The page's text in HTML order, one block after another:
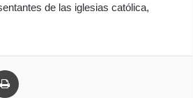
de las iglesias católica,
correo electrónico